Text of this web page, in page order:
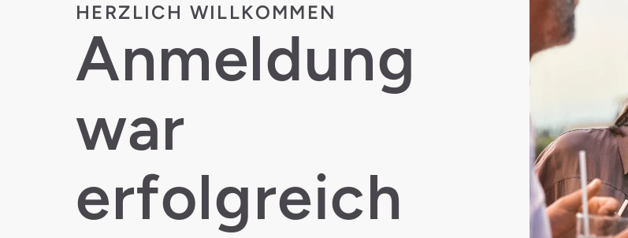
HERZLICH WILLKOMMEN
Anmeldung
war
erfolgreich